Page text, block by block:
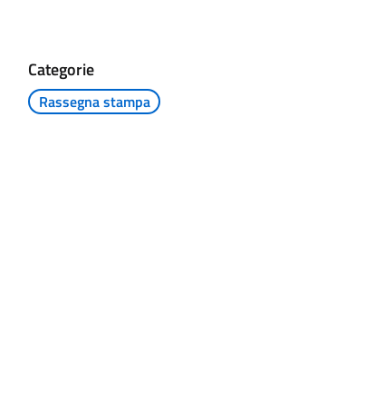
Categorie
Rassegna stampa